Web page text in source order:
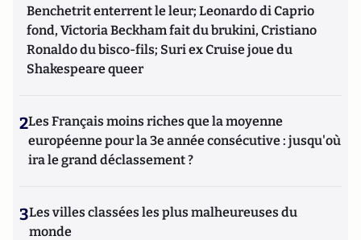
Benchetrit enterrent le leur; Leonardo di Caprio
fond, Victoria Beckham fait du brukini, Cristiano
Ronaldo du bisco-fils; Suri ex Cruise joue du
Shakespeare queer
2Les Français moins riches que la moyenne
européenne pour la 3e année consécutive : jusqu'où
ira le grand déclassement ?
3Les villes classées les plus malheureuses du
monde